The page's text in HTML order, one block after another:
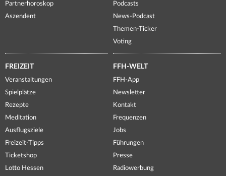
Partnerhoroskop
Aszendent
Podcasts
News-Podcast
Themen-Ticker
Voting
FREIZEIT
Veranstaltungen
Spielplätze
Rezepte
Meditation
Ausflugsziele
Freizeit-Tipps
Ticketshop
Lotto Hessen
FFH-WELT
FFH-App
Newsletter
Kontakt
Frequenzen
Jobs
Führungen
Presse
Radiowerbung